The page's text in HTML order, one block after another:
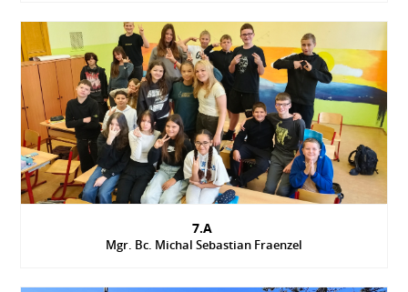
7.A
Mgr. Bc. Michal Sebastian Fraenzel